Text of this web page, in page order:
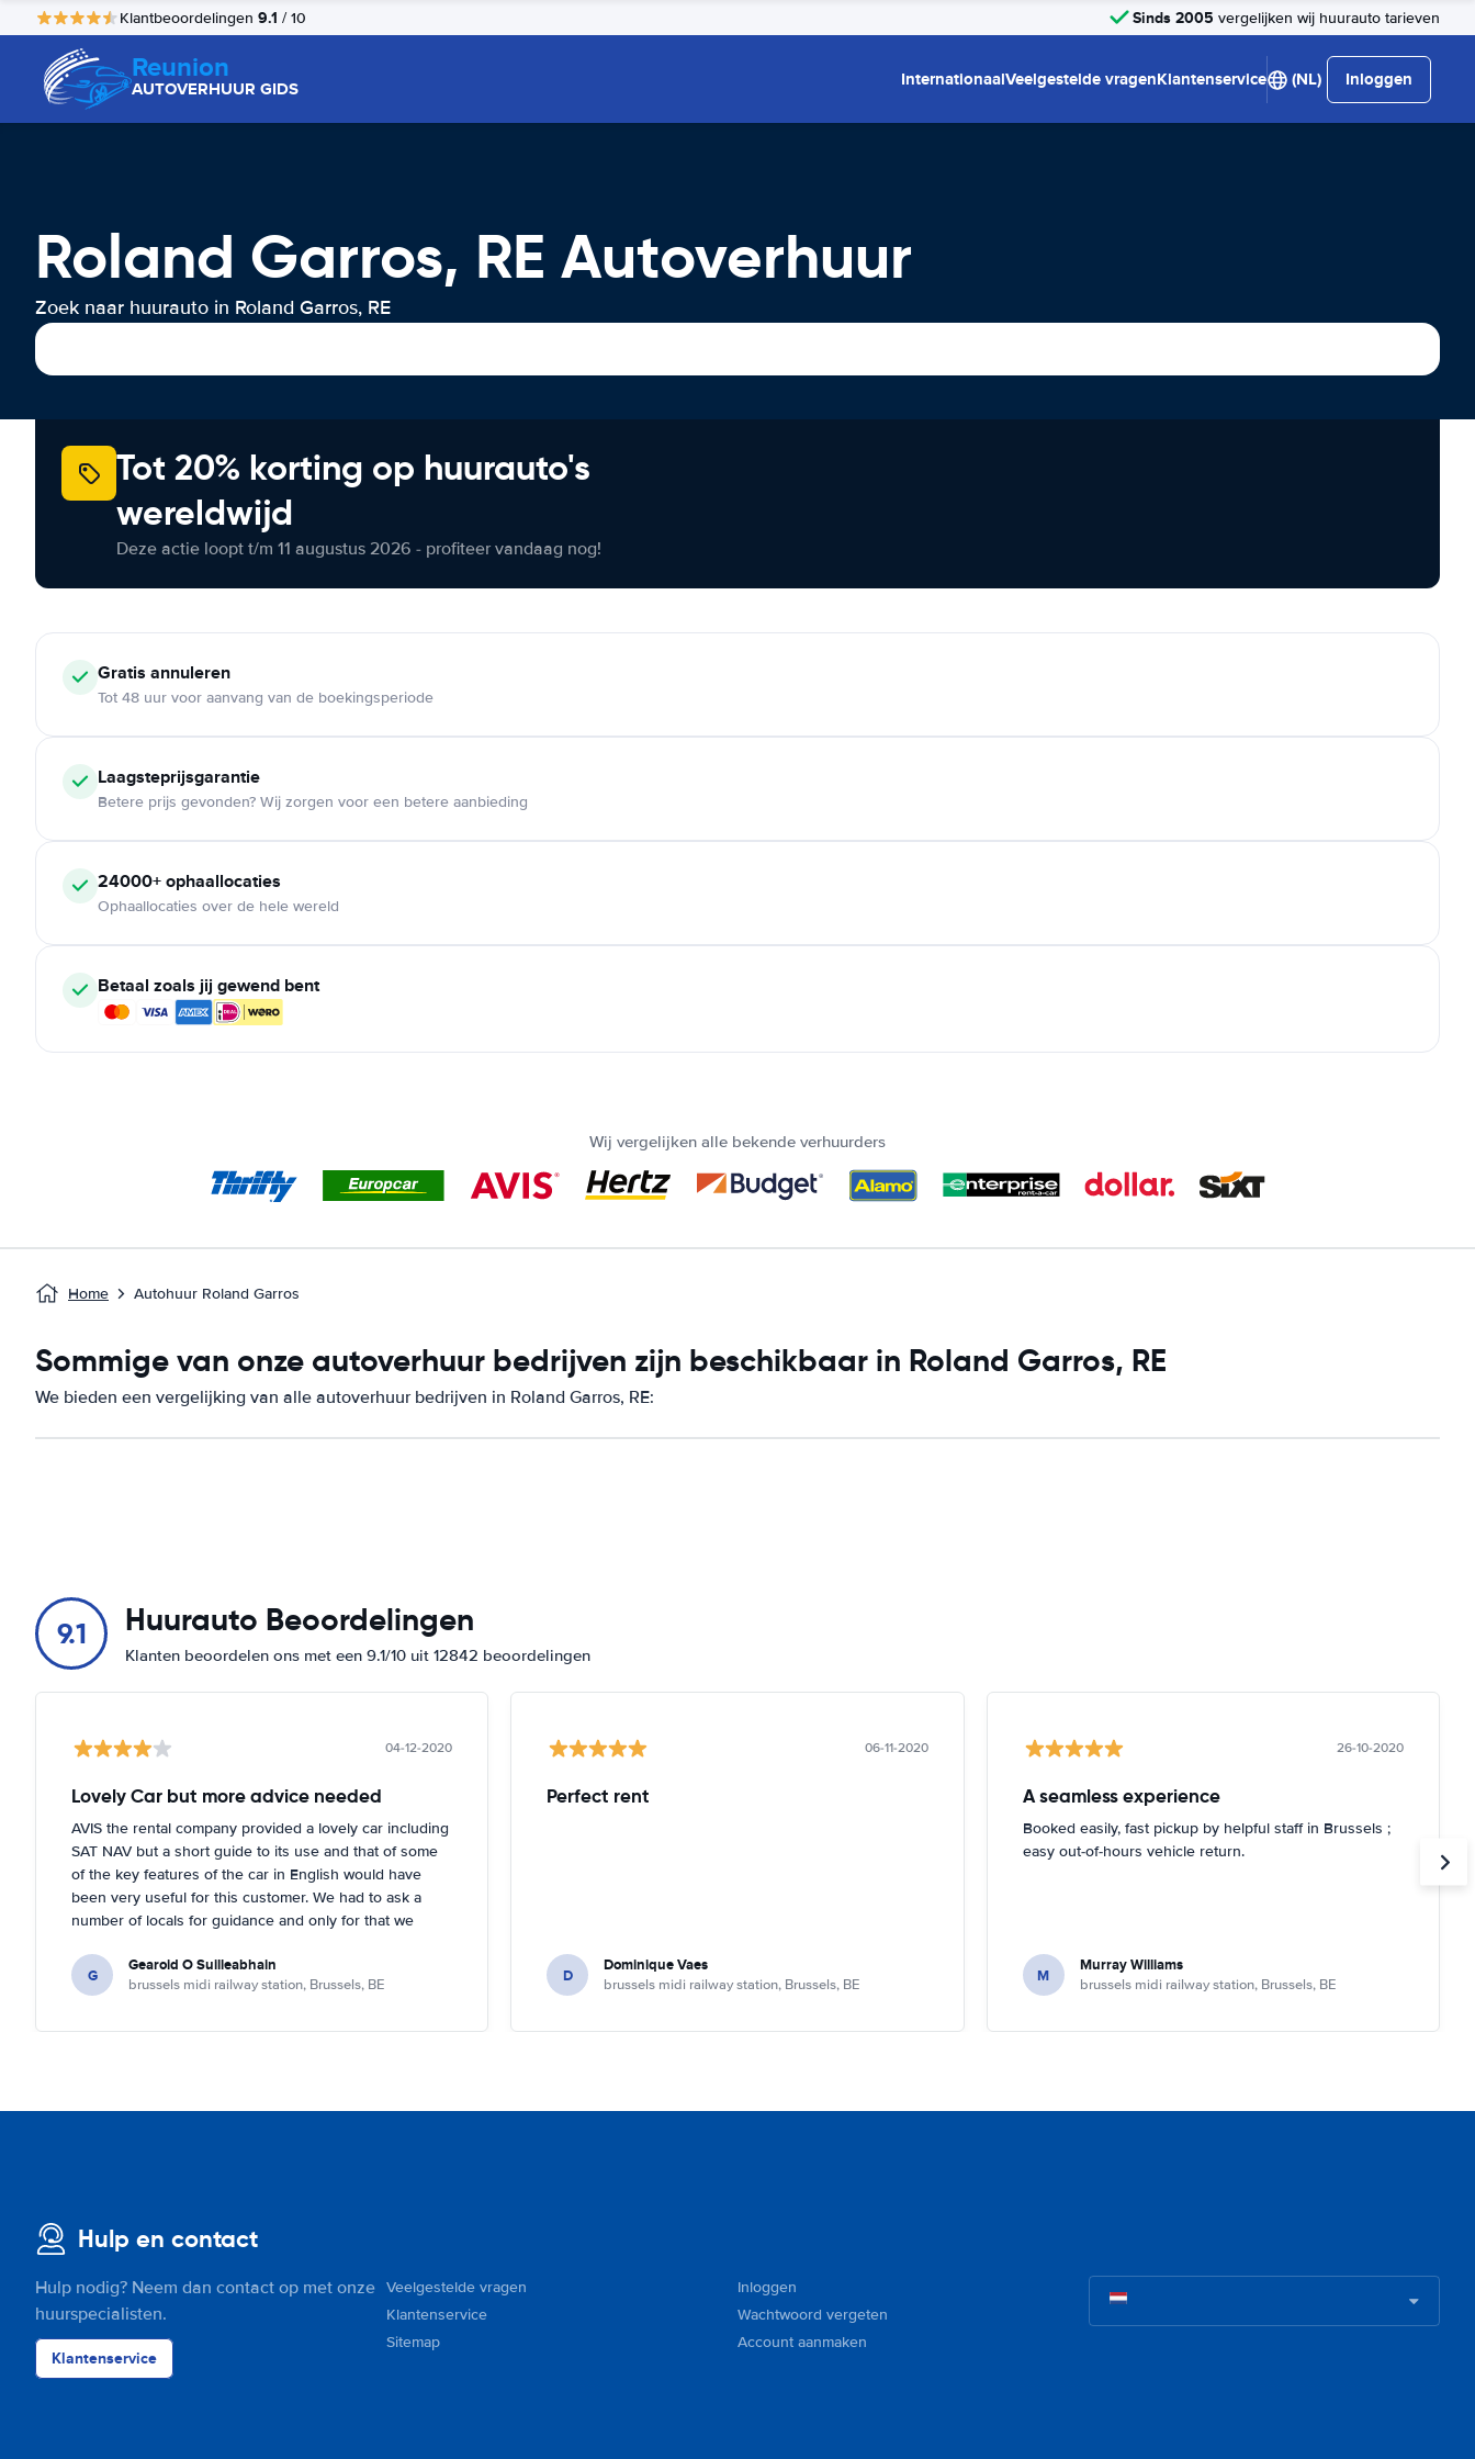
Klantbeoordelingen 9.1 / 10 Sinds 2005 vergelijken wij huurauto tarieven
Reunion
AUTOVERHUUR GIDS InternationaalVeelgestelde vragenKlantenservice (NL) Inloggen
Roland Garros, RE Autoverhuur
Zoek naar huurauto in Roland Garros, RE
Tot 20% korting op huurauto's
wereldwijd
Deze actie loopt t/m 11 augustus 2026 - profiteer vandaag nog!
Gratis annuleren
Tot 48 uur voor aanvang van de boekingsperiode
Laagsteprijsgarantie
Betere prijs gevonden? Wij zorgen voor een betere aanbieding
24000+ ophaallocaties
Ophaallocaties over de hele wereld
Betaal zoals jij gewend bent
Wij vergelijken alle bekende verhuurders
Home Autohuur Roland Garros
Sommige van onze autoverhuur bedrijven zijn beschikbaar in Roland Garros, RE
We bieden een vergelijking van alle autoverhuur bedrijven in Roland Garros, RE:
9.1 Huurauto Beoordelingen
Klanten beoordelen ons met een 9.1/10 uit 12842 beoordelingen
04-12-2020
Lovely Car but more advice needed
AVIS the rental company provided a lovely car including
SAT NAV but a short guide to its use and that of some
of the key features of the car in English would have
been very useful for this customer. We had to ask a
number of locals for guidance and only for that we
NAV.
G Gearoid O Suilleabhain
brussels midi railway station, Brussels, BE
06-11-2020
Perfect rent
D Dominique Vaes
brussels midi railway station, Brussels, BE
26-10-2020
A seamless experience
Booked easily, fast pickup by helpful staff in Brussels ;
easy out-of-hours vehicle return.
M Murray Williams
brussels midi railway station, Brussels, BE
Hulp en contact
Hulp nodig? Neem dan contact op met onze
huurspecialisten.
Klantenservice
Veelgestelde vragen
Klantenservice
Sitemap
Inloggen
Wachtwoord vergeten
Account aanmaken